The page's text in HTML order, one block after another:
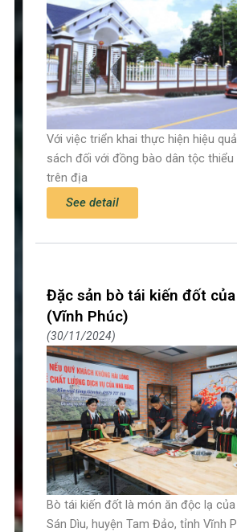
Với việc triển khai thực hiện hiệu
sách đối với đồng bào dân tộc thiểu
trên địa
See detail
Đặc sản bò tái kiến đốt
(Vĩnh Phúc)
30/11/2024
Bò tái kiến đốt là món ăn độc lạ
Sán Dìu, huyện Tam Đảo, tỉnh Vĩnh